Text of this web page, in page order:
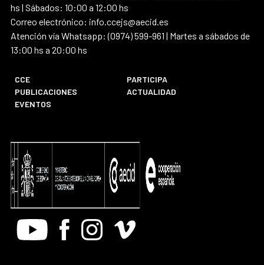
hs | Sábados: 10:00 a 12:00 hs
Correo electrónico: info.ccejs@aecid.es
Atención vía Whatsapp: (0974) 599-961 | Martes a sábados de
13:00 hs a 20:00 hs
CCE
PARTICIPA
PUBLICACIONES
ACTUALIDAD
EVENTOS
Youtube FacebookInstagram
Vimeo